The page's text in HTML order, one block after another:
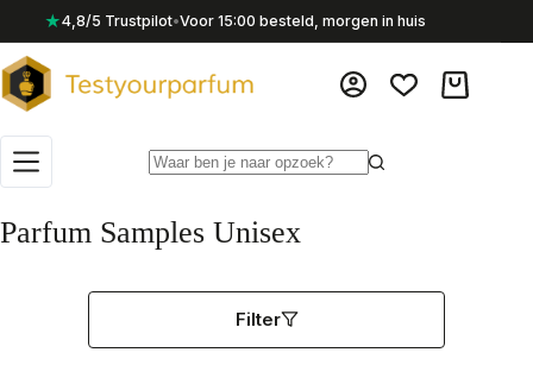
inhoud
★4,8/5 Trustpilot•Voor 15:00 besteld, morgen in huis
Parfum Samples Unisex
Filter